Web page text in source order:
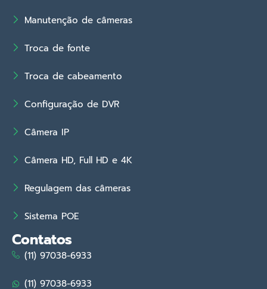
Manutenção de câmeras
Troca de fonte
Troca de cabeamento
Configuração de DVR
Câmera IP
Câmera HD, Full HD e 4K
Regulagem das câmeras
Sistema POE
Contatos
(11) 97038-6933
(11) 97038-6933